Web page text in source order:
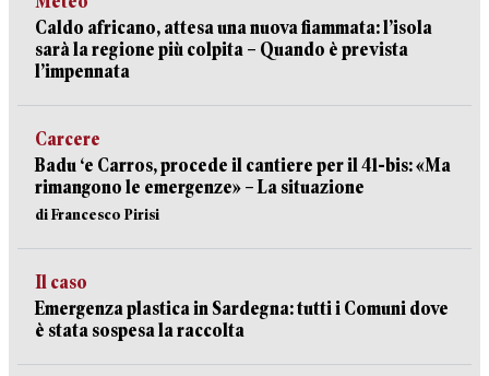
Caldo africano, attesa una nuova fiammata: l’isola
sarà la regione più colpita – Quando è prevista
l’impennata
Carcere
Badu ‘e Carros, procede il cantiere per il 41-bis: «Ma
rimangono le emergenze» – La situazione
di Francesco Pirisi
Il caso
Emergenza plastica in Sardegna: tutti i Comuni dove
è stata sospesa la raccolta